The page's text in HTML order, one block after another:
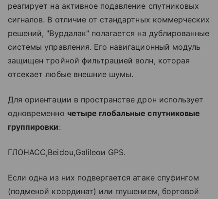
реагирует на активное подавление спутниковых
сигналов. В отличие от стандартных коммерческих
решений, "Вурдалак" полагается на дублированные
системы управления. Его навигационный модуль
защищен тройной фильтрацией волн, которая
отсекает любые внешние шумы.
Для ориентации в пространстве дрон использует
одновременно четыре глобальные спутниковые
группировки:
ГЛОНАСС,Beidou,Galileoи GPS.
Если одна из них подвергается атаке спуфингом
(подменой координат) или глушением, бортовой